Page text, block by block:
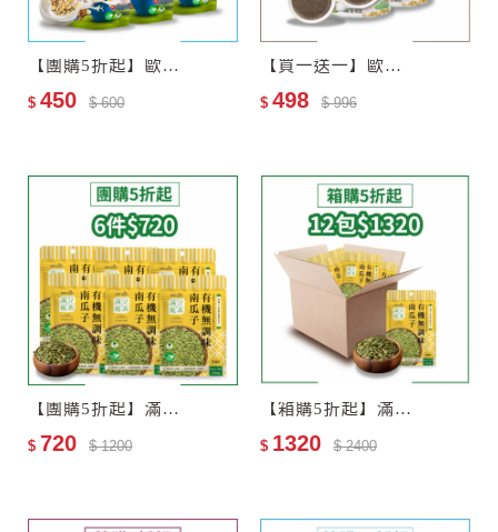
【團購5折起】歐特有機十穀麥片3包
$ 450 $ 600
【買一送一】歐特有機黑芝麻糊
$ 498 $ 996
【團購5折起】滿分優果–有機無調味南瓜子6包
$ 720 $ 1200
【箱購5折起】滿分優果–有機無調味南瓜子12包–效期2027-06-25
$ 1320 $ 2400